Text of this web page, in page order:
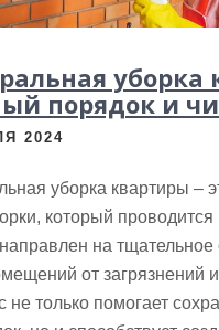
уборка
порядок и
2024
уборка квартиры –
который проводится
на
от загрязнений
не только помогает